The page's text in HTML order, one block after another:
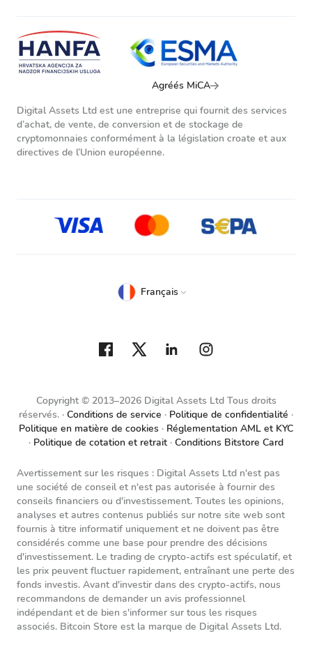
Agréés MiCA
Digital Assets Ltd est une entreprise qui fournit des services
d’achat, de vente, de conversion et de stockage de
cryptomonnaies conformément à la législation croate et aux
directives de l’Union européenne.
Copyright © 2013–2026 Digital Assets Ltd Tous droits
réservés. Conditions de service
Politique de confidentialité
Politique en matière de cookies
Réglementation AML et KYC
Politique de cotation et retrait Conditions Bitstore Card
Français
Avertissement sur les risques : Digital Assets Ltd n'est pas
une société de conseil et n'est pas autorisée à fournir des
conseils financiers ou d'investissement. Toutes les opinions,
analyses et autres contenus publiés sur notre site web sont
fournis à titre informatif uniquement et ne doivent pas être
considérés comme une base pour prendre des décisions
d'investissement. Le trading de crypto-actifs est spéculatif, et
les prix peuvent fluctuer rapidement, entraînant une perte des
fonds investis. Avant d'investir dans des crypto-actifs, nous
recommandons de demander un avis professionnel
indépendant et de bien s'informer sur tous les risques
associés. Bitcoin Store est la marque de Digital Assets Ltd.